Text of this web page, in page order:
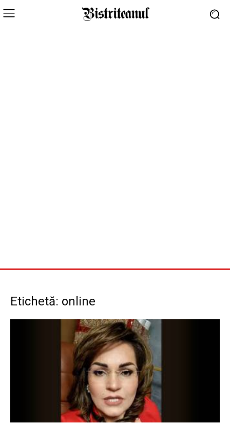
Etichetă: online